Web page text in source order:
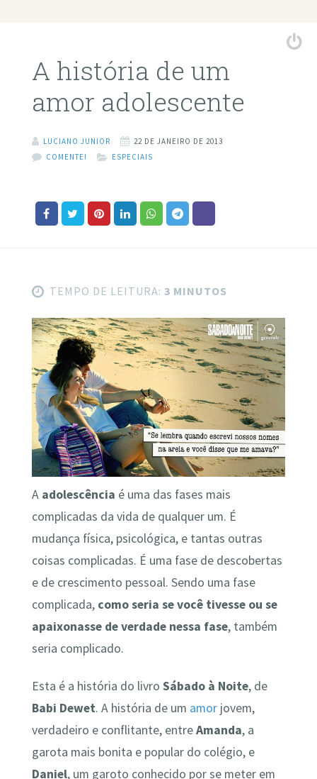
A história de um
amor adolescente
LUCIANO JUNIOR
22 DE JANEIRO DE 2013
COMENTE!
ESPECIAIS
TEMPO DE LEITURA: 3 MINUTOS
A adolescência é uma das fases mais
complicadas da vida de qualquer um. É
mudança física, psicológica, e tantas outras
coisas complicadas. É uma fase de descobertas
e de crescimento pessoal. Sendo uma fase
complicada, como seria se você tivesse ou se
apaixonasse de verdade nessa fase, também
seria complicado.
Esta é a história do livro Sábado à Noite, de
Babi Dewet. A história de um amorjovem,
verdadeiro e conflitante, entreAmanda, a
garota mais bonita e popular do colégio, e
Daniel, um garoto conhecido por se meter em